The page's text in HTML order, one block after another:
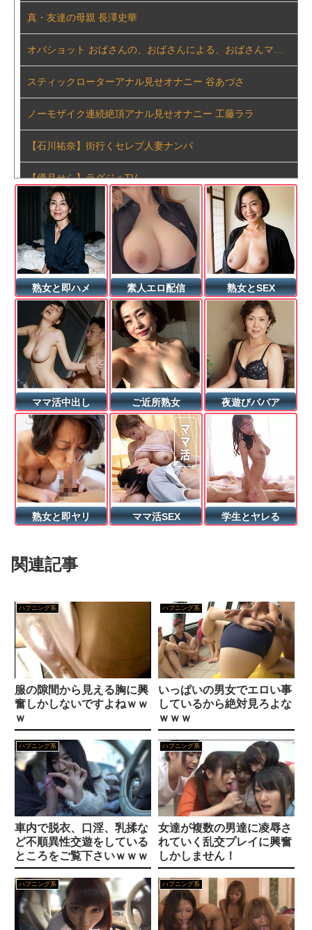
井上清華アナ 「朗読劇」ヴィジュアル撮影！！【GIF動画あり】
ハロプロ恵体ランキングTOP10
痴女な小悪魔ちゃん2 4時間
若いカバがワニを枕にしてしまうまさかの瞬間！！
【藤かんな】旦那に会いに行く夜行バスで若者に這い寄られて体を許してしまう不貞妻！
【菊川みつ葉】フェラテクで魅せてアゲル…下のお口でもチ●コを咥えこんでドクドクと中出し【AV】
【画像】パン線透けまくってるOLの尻wwwwww
興奮が止まらないマジでエロいシュチエーションがコチラ！ Vol.1080
【炉熟】 男湯でロリっ子痴女や熟女に遭遇！即ハメ！これ以上の幸せはない！
「ドキュメンタル」米で初の制作決定したらしいで
お前らの大好きなホロライブカバーの株買ったんだけど全然上がんねえじゃん
★【兵庫】作業員男性2人が死亡…クレーンが電線に当たり、感電か？ 姫路市の住宅建築現場で
【朗報】我が家・杉山裕之、退院を報告
【BL】SPUNKY GOBLIN❺
窓に座ってオナニーしているギャルがイって満足したようだｗｗｗ
放送事故 総集編
ロリ顔の美女を弄んだ
ヤラせてくれる隣の席の佐藤さん
いつでも使えるオナホ後輩 小野坂ゆいか
【流出】清楚系女子大生、裏でこんなハードコアセ○クスしてたとか嘘だろ…（動画あり）
太陽の下で見事な美乳を丸出しにしてる、美女たちの野外おっぱい
射精後チ●ポも追撃フェラでまた顔射させてくれる学園アイドル 小野六花
【二次】筋肉質な女子画像、美しすぎる肉体美を集めてみたｗ
真・友達の母親 長澤史華
オバショット おばさんの、おばさんによる、おばさんマニアのための、おばさんセックス れいかおばさん41歳
スティックローターアナル見せオナニー 谷あづさ
ノーモザイク連続絶頂アナル見せオナニー 工藤ララ
【石川祐奈】街行くセレブ人妻ナンパ
【優月せら】ラグジュTV
乳首発狂 乳首愛こそ全て 通野未帆
スティックローターアナル見せオナニー 長澤りつ
ノーモザイク連続絶頂アナル見せオナニー 早見なな
スレンダーなギャルが下着姿でヨガをしていてムラムラしちゃうｗｗｗ
極上熟女が卑猥な淫語とシチュエーションで貴方をダメにする最高の完全主観シコシコオナニーサポート 三枝木玲実
危険日直撃！！子作りできるソープランド 537分 BEST 4
スティックローターアナル見せオナニー 羽月乃蒼
ヘベレケ人妻と不同意性交♪
ＡＶトップチャートに常時ランクイン！人気爆進中のオグナナが贈るスクールライフ♪ランニングで揺れるハリのあるオグパイ
ノーモザイク連続絶頂アナル見せオナニー 神野ひな
スティックローターアナル見せオナニー 宇流木さらら
【八ッ橋さい子】ママ友○○調教中
月刊センビレ モニターアンケート SP1 88人1213分
おつとめがえりの夫に内緒で 寂しくて…耐えられなくて、ずっと間男と浮気SEXをしていました… 黒澤ななみ
スティックローターアナル見せオナニー ローレン花恋
【百永さりな・奥井楓】玄関開けると突然のデカチン
元モデルの“真貴”
【動画】カメラの前でイカされてる女子大生、恥ずかしさのあまり笑ってしまうｗｗｗ
熟女と即ハメ 素人エロ配信 熟女とSEX
ママ活中出し ご近所熟女 夜遊びババア
熟女と即ヤリ ママ活SEX 学生とヤレる
関連記事
ハプニング系
服の隙間から見える胸に興
奮しかしないですよねｗｗ
ｗ
ハプニング系
いっぱいの男女でエロい事
しているから絶対見ろよな
ｗｗｗ
ハプニング系
車内で脱衣、口淫、乳揉な
ど不順異性交遊をしている
ところをご覧下さいｗｗｗ
ハプニング系
女達が複数の男達に凌辱さ
れていく乱交プレイに興奮
しかしません！
ハプニング系 ハプニング系